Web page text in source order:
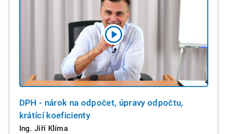
DPH - nárok na odpočet, úpravy odpočtu,
krátící koeficienty
Ing. Jiří Klíma